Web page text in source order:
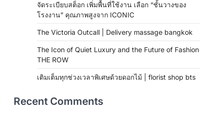
จัดระเบียบสต็อก เพิ่มพื้นที่ใช้งาน เลือก “ชั้นวางของ
โรงงาน” คุณภาพสูงจาก ICONIC
The Victoria Outcall | Delivery massage bangkok
The Icon of Quiet Luxury and the Future of Fashion
THE ROW
เติมเต็มทุกช่วงเวลาพิเศษด้วยดอกไม้ | florist shop bts
Recent Comments